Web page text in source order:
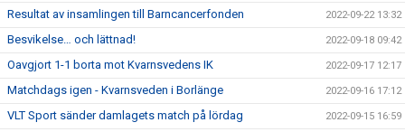
Resultat av insamlingen till Barncancerfonden 2022-09-22 13:32
Besvikelse… och lättnad! 2022-09-18 09:42
Oavgjort 1-1 borta mot Kvarnsvedens IK 2022-09-17 12:17
Matchdags igen - Kvarnsveden i Borlänge 2022-09-16 17:12
VLT Sport sänder damlagets match på lördag 2022-09-15 16:59